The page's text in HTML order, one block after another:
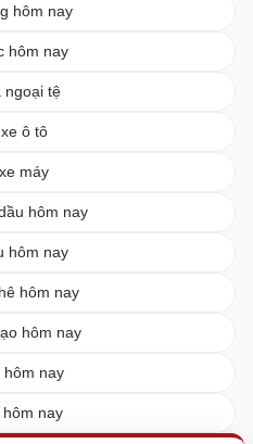
hôm nay
hôm nay
ngoại tệ
ô tô
máy
hôm nay
hôm nay
hôm nay
hôm nay
hôm nay
hôm nay